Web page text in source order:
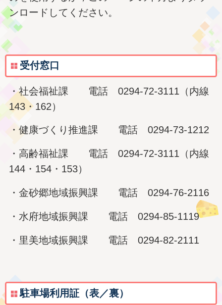
ンロードしてください。
受付窓口
・社会福祉課 電話 0294-72-3111（内線
143・162）
・健康づくり推進課 電話 0294-73-1212
・高齢福祉課 電話 0294-72-3111（内線
144・154・153）
・金砂郷地域振興課 電話 0294-76-2116
・水府地域振興課 電話 0294-85-1119
・里美地域振興課 電話 0294-82-2111
駐車場利用証（表／裏）